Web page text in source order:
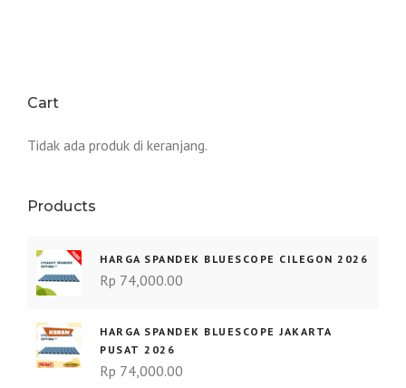
Cart
Tidak ada produk di keranjang.
Products
HARGA SPANDEK BLUESCOPE CILEGON 2026
Rp 74,000.00
HARGA SPANDEK BLUESCOPE JAKARTA
PUSAT 2026
Rp 74,000.00